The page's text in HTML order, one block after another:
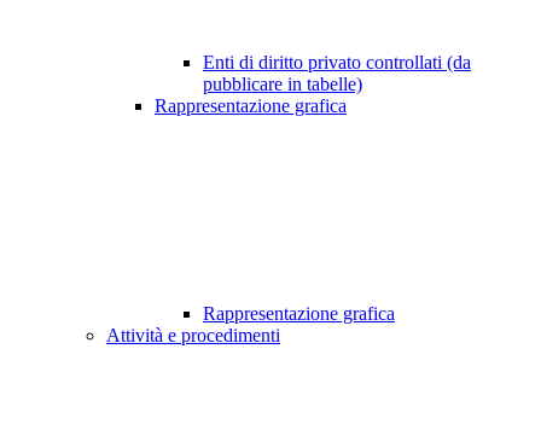
Enti di diritto privato controllati (da
pubblicare in tabelle)
Rappresentazione grafica
Rappresentazione grafica
Attività e procedimenti